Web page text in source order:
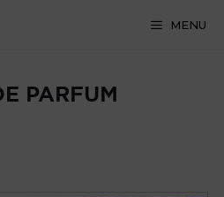
MENU
PARFUM